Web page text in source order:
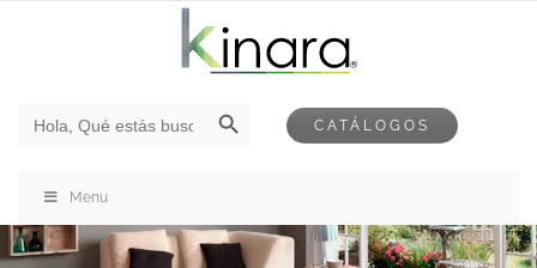
CATÁLOGOS
Menu